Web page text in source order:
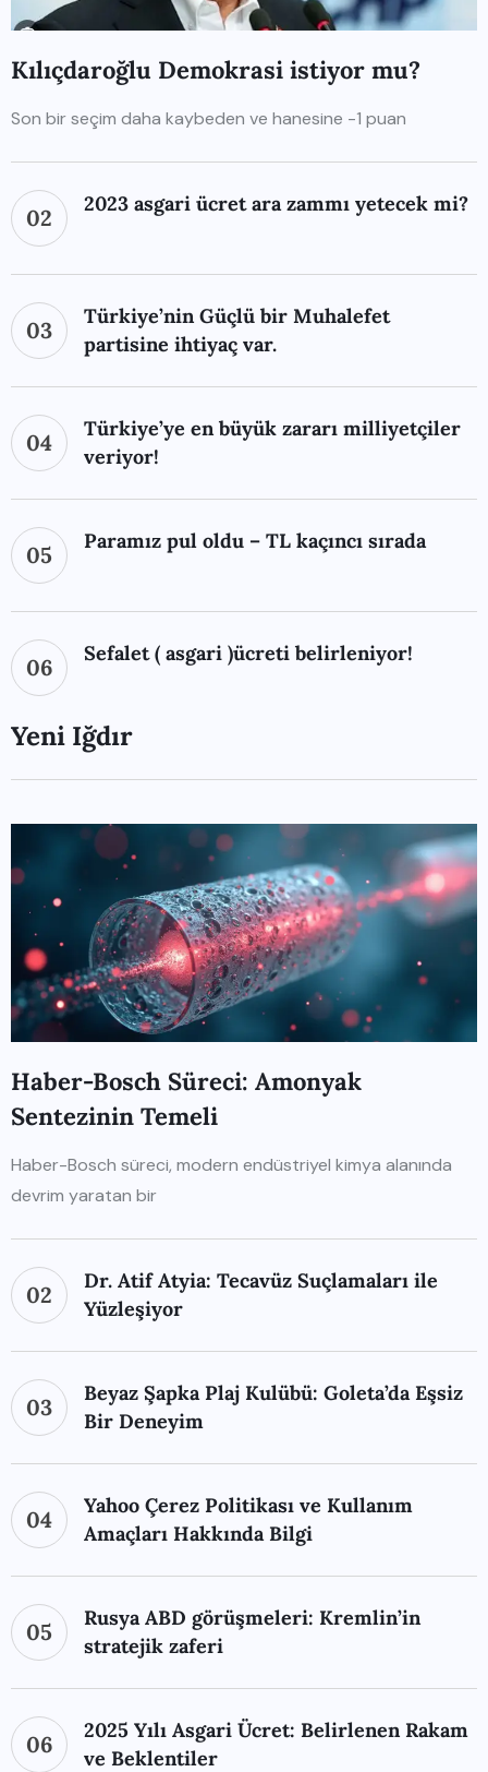
Kılıçdaroğlu Demokrasi istiyor mu?
Son bir seçim daha kaybeden ve hanesine -1 puan
02
2023 asgari ücret ara zammı yetecek mi?
03
Türkiye’nin Güçlü bir Muhalefet
partisine ihtiyaç var.
04
Türkiye’ye en büyük zararı milliyetçiler
veriyor!
05
Paramız pul oldu – TL kaçıncı sırada
06
Sefalet ( asgari )ücreti belirleniyor!
Yeni Iğdır
Haber-Bosch Süreci: Amonyak
Sentezinin Temeli
Haber-Bosch süreci, modern endüstriyel kimya alanında
devrim yaratan bir
02
Dr. Atif Atyia: Tecavüz Suçlamaları ile
Yüzleşiyor
03
Beyaz Şapka Plaj Kulübü: Goleta’da Eşsiz
Bir Deneyim
04
Yahoo Çerez Politikası ve Kullanım
Amaçları Hakkında Bilgi
05
Rusya ABD görüşmeleri: Kremlin’in
stratejik zaferi
06
2025 Yılı Asgari Ücret: Belirlenen Rakam
ve Beklentiler